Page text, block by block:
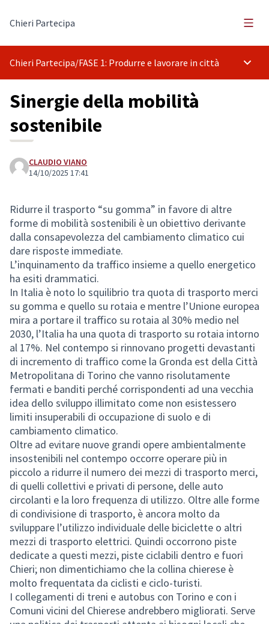
Chieri Partecipa
Chieri Partecipa/FASE 1: Produrre e lavorare in città
Sinergie della mobilità
sostenibile
CLAUDIO VIANO
14/10/2025 17:41
Ridurre il trasporto “su gomma” in favore di altre
forme di mobilità sostenibili è un obiettivo derivante
dalla consapevolezza del cambiamento climatico cui
dare risposte immediate.
L’inquinamento da traffico insieme a quello energetico
ha esiti drammatici.
In Italia è noto lo squilibrio tra quota di trasporto merci
su gomma e quello su rotaia e mentre l’Unione europea
mira a portare il traffico su rotaia al 30% medio nel
2030, l’Italia ha una quota di trasporto su rotaia intorno
al 17%. Nel contempo si rinnovano progetti devastanti
di incremento di traffico come la Gronda est della Città
Metropolitana di Torino che vanno risolutamente
fermati e banditi perché corrispondenti ad una vecchia
idea dello sviluppo illimitato come non esistessero
limiti insuperabili di occupazione di suolo e di
cambiamento climatico.
Oltre ad evitare nuove grandi opere ambientalmente
insostenibili nel contempo occorre operare più in
piccolo a ridurre il numero dei mezzi di trasporto merci,
di quelli collettivi e privati di persone, delle auto
circolanti e la loro frequenza di utilizzo. Oltre alle forme
di condivisione di trasporto, è ancora molto da
sviluppare l’utilizzo individuale delle biciclette o altri
mezzi di trasporto elettrici. Quindi occorrono piste
dedicate a questi mezzi, piste ciclabili dentro e fuori
Chieri; non dimentichiamo che la collina chierese è
molto frequentata da ciclisti e ciclo-turisti.
I collegamenti di treni e autobus con Torino e con i
Comuni vicini del Chierese andrebbero migliorati. Serve